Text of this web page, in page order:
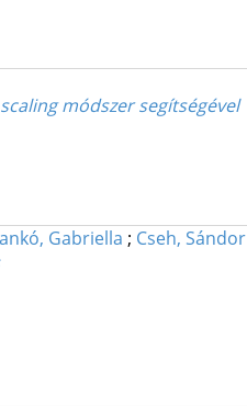
módszer segítségével
Gabriella ; Cseh, Sándor